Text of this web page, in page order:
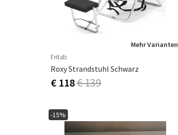
Mehr Varianten
Fritab
Roxy Strandstuhl Schwarz
€ 118€ 139
-15%